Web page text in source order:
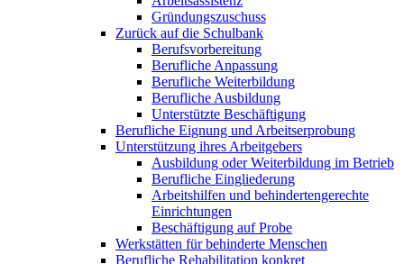
Gründungszuschuss
Zurück auf die Schulbank
Berufsvorbereitung
Berufliche Anpassung
Berufliche Weiterbildung
Berufliche Ausbildung
Unterstützte Beschäftigung
Berufliche Eignung und Arbeitserprobung
Unterstützung ihres Arbeitgebers
Ausbildung oder Weiterbildung im Betrieb
Berufliche Eingliederung
Arbeitshilfen und behindertengerechte
Einrichtungen
Beschäftigung auf Probe
Werkstätten für behinderte Menschen
Berufliche Rehabilitation konkret